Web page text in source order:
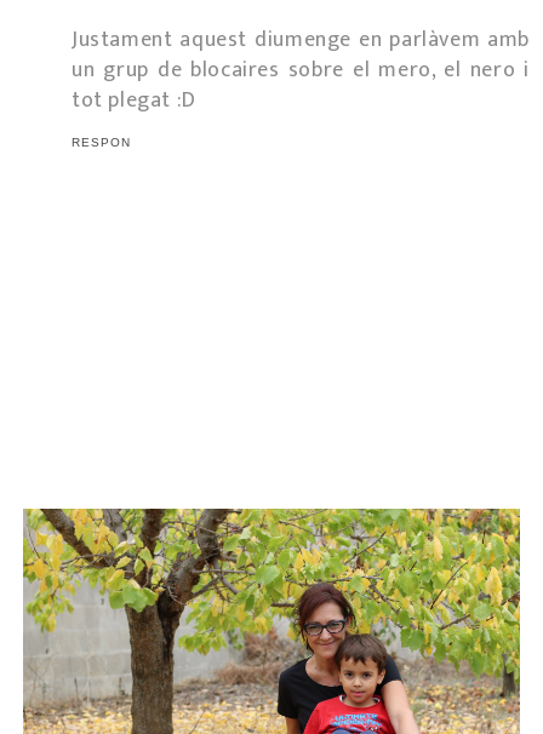
Justament aquest diumenge en parlàvem amb
un grup de blocaires sobre el mero, el nero i
tot plegat :D
RESPON